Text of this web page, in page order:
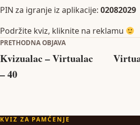
PIN za igranje iz aplikacije: 02082029
Podržite kviz, kliknite na reklamu
Navigacija objava
PRETHODNA OBJAVA
Kvizualac – Virtualac
– 40
KVIZ ZA PAMĆENJE